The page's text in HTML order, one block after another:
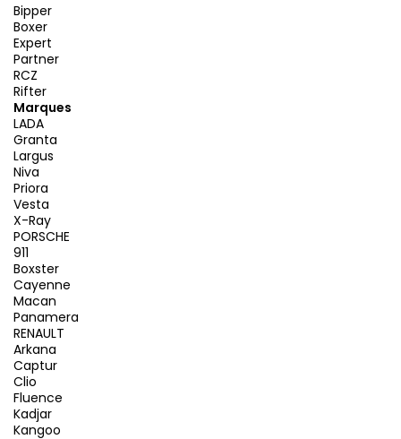
Bipper
Boxer
Expert
Partner
RCZ
Rifter
Marques
LADA
Granta
Largus
Niva
Priora
Vesta
X-Ray
PORSCHE
911
Boxster
Cayenne
Macan
Panamera
RENAULT
Arkana
Captur
Clio
Fluence
Kadjar
Kangoo